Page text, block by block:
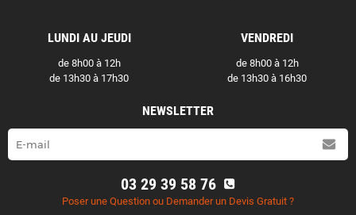
LUNDI AU JEUDI
de 8h00 à 12h
de 13h30 à 17h30
VENDREDI
de 8h00 à 12h
de 13h30 à 16h30
NEWSLETTER
03 29 39 58 76
Poser une Question ou Demander un Devis Gratuit ?